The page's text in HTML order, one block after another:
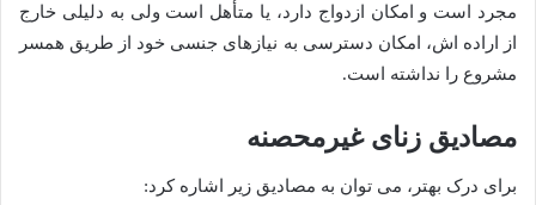
مجرد است و امکان ازدواج دارد، یا متأهل است ولی به دلیلی خارج
از اراده اش، امکان دسترسی به نیازهای جنسی خود از طریق همسر
مشروع را نداشته است.
مصادیق زنای غیرمحصنه
برای درک بهتر، می توان به مصادیق زیر اشاره کرد: